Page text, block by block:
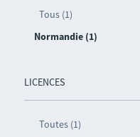
Tous (1)
Normandie (1)
LICENCES
Toutes (1)